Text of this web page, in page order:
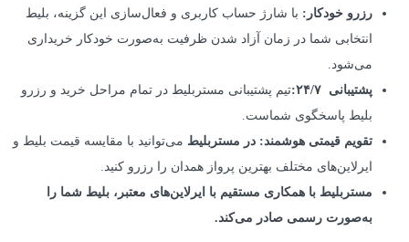
رزرو خودکار: با شارژ حساب کاربری و فعال‌سازی این گزینه، بلیط
انتخابی شما در زمان آزاد شدن ظرفیت به‌صورت خودکار خریداری
می‌شود.
پشتیبانی ۲۴/۷:
تیم پشتیبانی مستربلیط در تمام مراحل خرید و رزرو
بلیط پاسخگوی شماست.
تقویم قیمتی هوشمند: در مستربلیط می‌توانید با مقایسه قیمت بلیط و
ایرلاین‌های مختلف بهترین پرواز همدان را رزرو کنید.
مستربلیط با همکاری مستقیم با ایرلاین‌های معتبر، بلیط شما را
به‌صورت رسمی صادر می‌کند.